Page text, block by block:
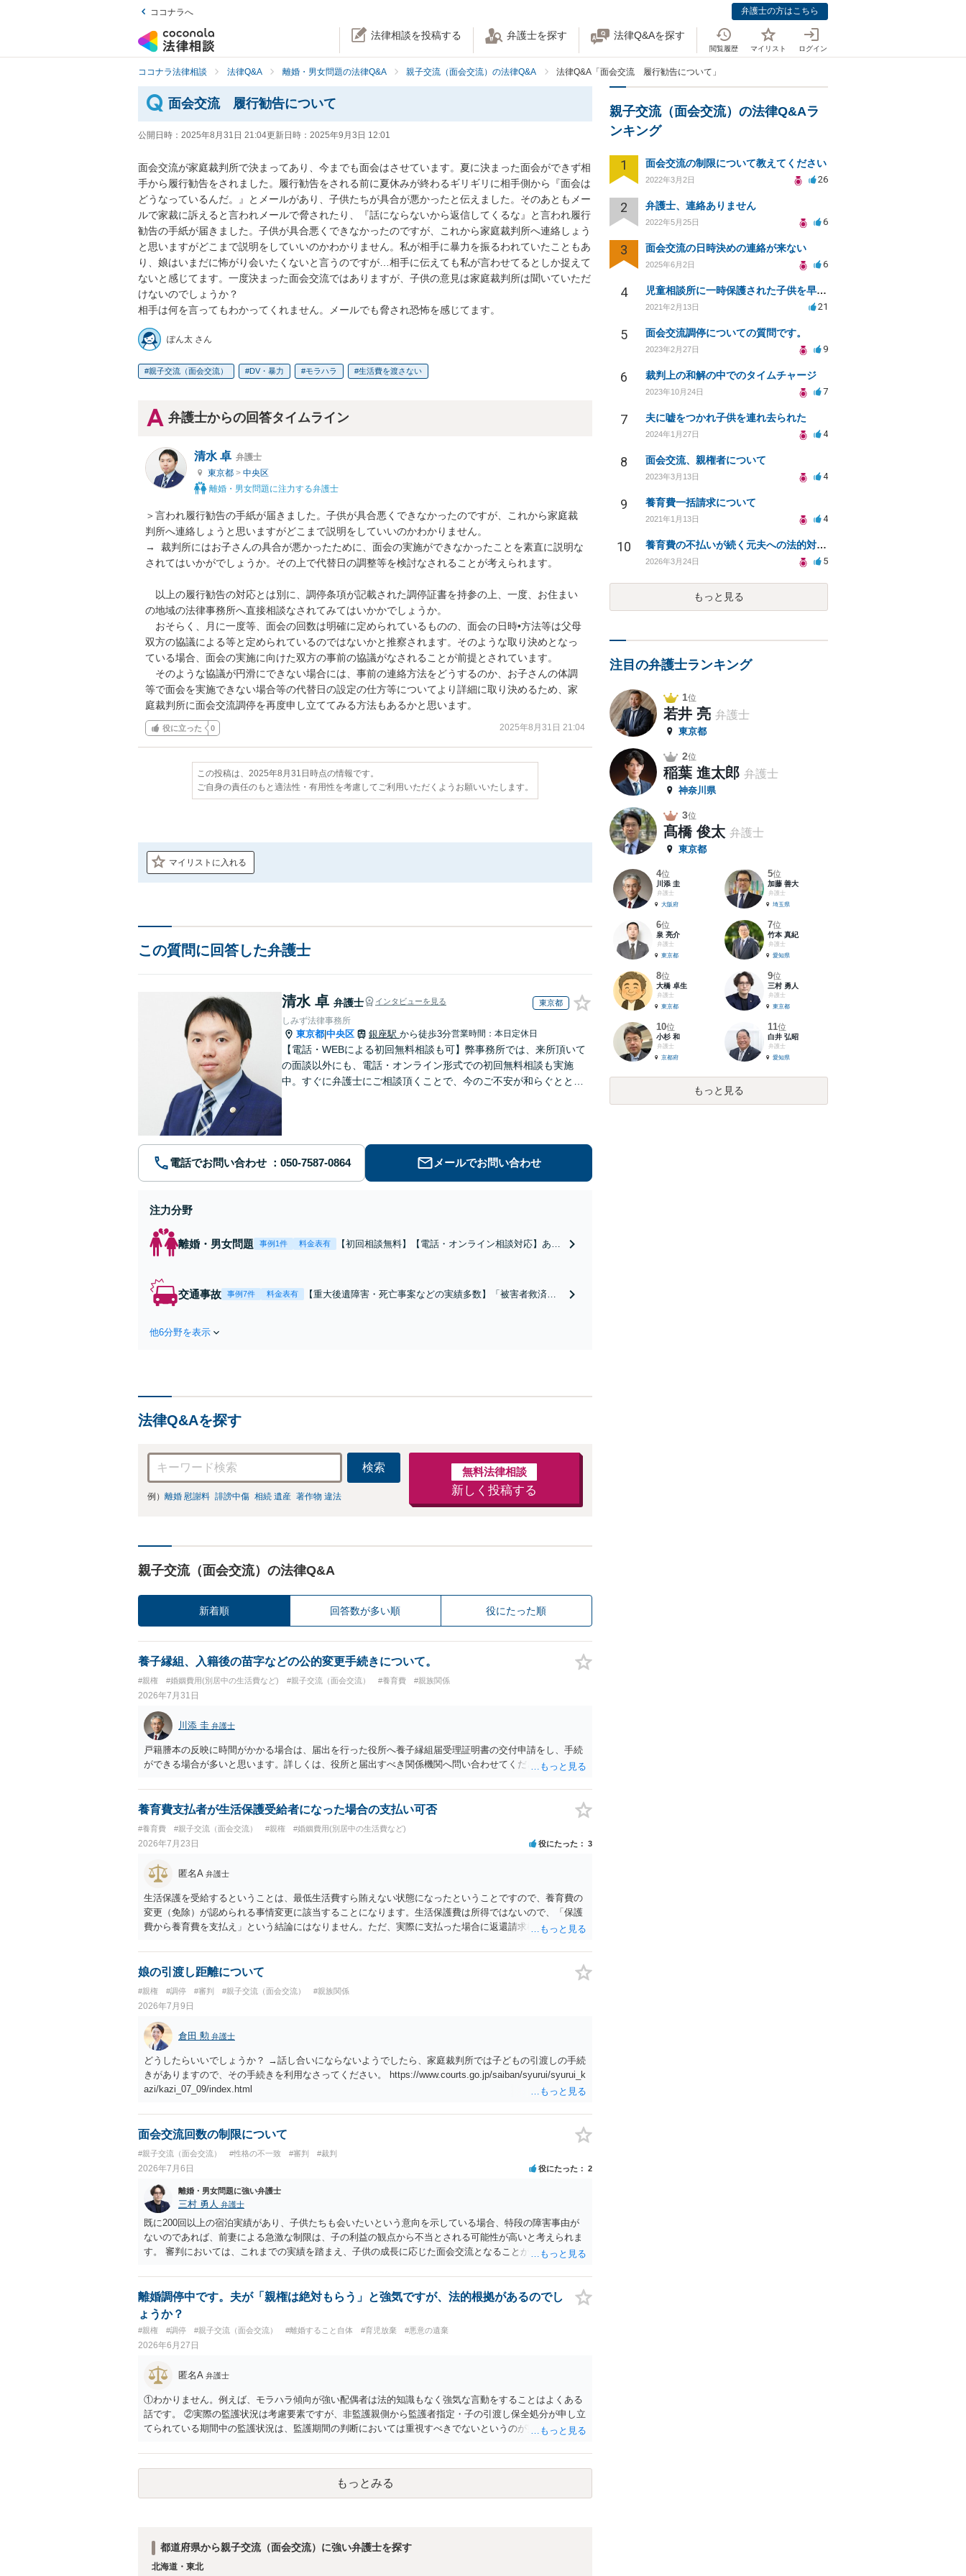
ココナラへ 弁護士の方はこちら
法律相談を投稿する 弁護士を探す 法律Q&Aを探す
閲覧履歴 マイリスト ログイン
ココナラ法律相談 法律Q&A 離婚・男女問題の法律Q&A 親子交流（面会交流）の法律Q&A 法律Q&A「面会交流 履行勧告について」
面会交流 履行勧告について
公開日時： 2025年8月31日 21:04更新日時： 2025年9月3日 12:01
面会交流が家庭裁判所で決まってあり、今までも面会はさせています。夏に決まった面会ができず相
手から履行勧告をされました。履行勧告をされる前に夏休みが終わるギリギリに相手側から『面会は
どうなっているんだ。』とメールがあり、子供たちが具合が悪かったと伝えました。そのあともメー
ルで家裁に訴えると言われメールで脅されたり、『話にならないから返信してくるな』と言われ履行
勧告の手紙が届きました。子供が具合悪くできなかったのですが、これから家庭裁判所へ連絡しょう
と思いますがどこまで説明をしていいのかわかりません。私が相手に暴力を振るわれていたこともあ
り、娘はいまだに怖がり会いたくないと言うのですが…相手に伝えても私が言わせてるとしか捉えて
ないと感じてます。一度決まった面会交流ではありますが、子供の意見は家庭裁判所は聞いていただ
けないのでしょうか？
相手は何を言ってもわかってくれません。メールでも脅され恐怖を感じてます。
ぽん太 さん
親子交流（面会交流） DV・暴力 モラハラ 生活費を渡さない
弁護士からの回答タイムライン
清水 卓 弁護士
東京都 > 中央区
離婚・男女問題に注力する弁護士
＞言われ履行勧告の手紙が届きました。子供が具合悪くできなかったのですが、これから家庭裁
判所へ連絡しょうと思いますがどこまで説明をしていいのかわかりません。
→  裁判所にはお子さんの具合が悪かったために、面会の実施ができなかったことを素直に説明な
されてはいかがでしょうか。その上で代替日の調整等を検討なされることが考えられます。
以上の履行勧告の対応とは別に、調停条項が記載された調停証書を持参の上、一度、お住まい
の地域の法律事務所へ直接相談なされてみてはいかかでしょうか。
おそらく、月に一度等、面会の回数は明確に定められているものの、面会の日時•方法等は父母
双方の協議による等と定められているのではないかと推察されます。そのような取り決めとなっ
ている場合、面会の実施に向けた双方の事前の協議がなされることが前提とされています。
そのような協議が円滑にできない場合には、事前の連絡方法をどうするのか、お子さんの体調
等で面会を実施できない場合等の代替日の設定の仕方等についてより詳細に取り決めるため、家
庭裁判所に面会交流調停を再度申し立ててみる方法もあるかと思います。
役に立った 0 2025年8月31日 21:04
この投稿は、2025年8月31日時点の情報です。
ご自身の責任のもと適法性・有用性を考慮してご利用いただくようお願いいたします。
マイリストに入れる
この質問に回答した弁護士
清水 卓 弁護士 インタビューを見る 東京都
しみず法律事務所
東京都 中央区 銀座駅 から徒歩3分営業時間：本日定休日
【電話・WEBによる初回無料相談も可】弊事務所では、来所頂いて
の面談以外にも、電話・オンライン形式での初回無料相談も実施
中。すぐに弁護士にご相談頂くことで、今のご不安が和らぐととも
電話でお問い合わせ メールでお問い合わせ
注力分野
離婚・男女問題 事例1件 料金表有
【初回相談無料】【電話・オンライン相談対応】あな
係不存在確認などもご相談下さい【子連れ相談可】
交通事故 事例7件 料金表有
【重大後遺障害・死亡事案などの実績多数】「被害者救済を
他6分野を表示
法律Q&Aを探す
検索
例） 離婚 慰謝料 誹謗中傷 相続 遺産 著作物 違法
無料法律相談
新しく投稿する
親子交流（面会交流）の法律Q&A
新着順 回答数が多い順 役にたった順
養子縁組、入籍後の苗字などの公的変更手続きについて。
#親権 #婚姻費用(別居中の生活費など) #親子交流（面会交流） #養育費 #親族関係
2026年7月31日
川添 圭 弁護士
戸籍謄本の反映に時間がかかる場合は、届出を行った役所へ養子縁組届受理証明書の交付申請をし、手続
ができる場合が多いと思います。詳しくは、役所と届出すべき関係機関へ問い合わせてください。
養育費支払者が生活保護受給者になった場合の支払い可否
#養育費 #親子交流（面会交流） #親権 #婚姻費用(別居中の生活費など)
2026年7月23日 役にたった 3
匿名A 弁護士
生活保護を受給するということは、最低生活費すら賄えない状態になったということですので、養育費の
変更（免除）が認められる事情変更に該当することになります。生活保護費は所得ではないので、「保護
費から養育費を支払え」という結論にはなりません。ただ、実際に支払った場合に返還請求権が認められ
ということになるので、生活保護を受給することになった時はすみやかに合意のための話し合いあるいは
調停申立てをすべきでしょう。
娘の引渡し距離について
#親権 #調停 #審判 #親子交流（面会交流） #親族関係
2026年7月9日
倉田 勲 弁護士
どうしたらいいでしょうか？ →話し合いにならないようでしたら、家庭裁判所では子どもの引渡しの手続
きがありますので、その手続きを利用なさってください。 https://www.courts.go.jp/saiban/syurui/syurui_k
azi/kazi_07_09/index.html
面会交流回数の制限について
#親子交流（面会交流） #性格の不一致 #審判 #裁判
2026年7月6日 役にたった 2
離婚・男女問題に強い弁護士
三村 勇人 弁護士
既に200回以上の宿泊実績があり、子供たちも会いたいという意向を示している場合、特段の障害事由が
ないのであれば、前妻による急激な制限は、子の利益の観点から不当とされる可能性が高いと考えられま
す。 審判においては、これまでの実績を踏まえ、子供の成長に応じた面会交流となることが期待できるか
離婚調停中です。夫が「親権は絶対もらう」と強気ですが、法的根拠があるのでし
ょうか？
#親権 #調停 #親子交流（面会交流） #離婚すること自体 #育児放棄 #悪意の遺棄
2026年6月27日
匿名A 弁護士
①わかりません。例えば、モラハラ傾向が強い配偶者は法的知識もなく強気な言動をすることはよくある
話です。 ②実際の監護状況は考慮要素ですが、非監護親側から監護者指定・子の引渡し保全処分が申し立
てられている期間中の監護状況は、監護期間の判断においては重視すべきでないというのが実務の考え方
あるでしょう。ただ、本案の前に保全処分（仮処分）を先行して出すことには慎重になる（本案と同時に
判断する）事案もあります。弁護士へ依頼済みであれば、見通しについては担当弁護士の意見が最も信頼
もっとみる
都道府県から親子交流（面会交流）に強い弁護士を探す
北海道・東北
親子交流（面会交流）の法律Q&Aラ
ンキング
1 面会交流の制限について教えてください
2022年3月2日 26
2 弁護士、連絡ありません
2022年5月25日 6
3 面会交流の日時決めの連絡が来ない
2025年6月2日 6
4 児童相談所に一時保護された子供を早く返してもらうために何をしたら良いでしょうか？
2021年2月13日 21
5 面会交流調停についての質問です。
2023年2月27日 9
6 裁判上の和解の中でのタイムチャージ
2023年10月24日 7
7 夫に嘘をつかれ子供を連れ去られた
2024年1月27日 4
8 面会交流、親権者について
2023年3月13日 4
9 養育費一括請求について
2021年1月13日 4
10 養育費の不払いが続く元夫への法的対応策は？
2026年3月24日 5
もっと見る
注目の弁護士ランキング
1位
若井 亮 弁護士
東京都
2位
稲葉 進太郎 弁護士
神奈川県
3位
髙橋 俊太 弁護士
東京都
4位
川添 圭
弁護士
大阪府
5位
加藤 善大
弁護士
埼玉県
6位
泉 亮介
弁護士
東京都
7位
竹本 真紀
弁護士
愛知県
8位
大橋 卓生
弁護士
東京都
9位
三村 勇人
弁護士
東京都
10位
小杉 和
弁護士
京都府
11位
白井 弘昭
弁護士
愛知県
もっと見る